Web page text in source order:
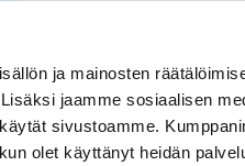
ja mainosten
jaamme sosiaalisen
sivustoamme.
olet käyttänyt heidän